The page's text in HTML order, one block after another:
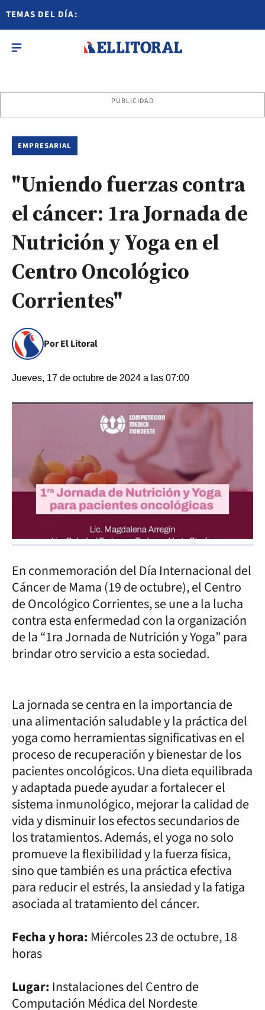
TEMAS DEL DÍA:
PUBLICIDAD
EMPRESARIAL
"Uniendo fuerzas contra
el cáncer: 1ra Jornada de
Nutrición y Yoga en el
Centro Oncológico
Corrientes"
Por El Litoral
Jueves, 17 de octubre de 2024 a las 07:00
En conmemoración del Día Internacional del
Cáncer de Mama (19 de octubre), el Centro
de Oncológico Corrientes, se une a la lucha
contra esta enfermedad con la organización
de la “1ra Jornada de Nutrición y Yoga” para
brindar otro servicio a esta sociedad.
La jornada se centra en la importancia de
una alimentación saludable y la práctica del
yoga como herramientas significativas en el
proceso de recuperación y bienestar de los
pacientes oncológicos. Una dieta equilibrada
y adaptada puede ayudar a fortalecer el
sistema inmunológico, mejorar la calidad de
vida y disminuir los efectos secundarios de
los tratamientos. Además, el yoga no solo
promueve la flexibilidad y la fuerza física,
sino que también es una práctica efectiva
para reducir el estrés, la ansiedad y la fatiga
asociada al tratamiento del cáncer.
Fecha y hora: Miércoles 23 de octubre, 18
horas
Lugar: Instalaciones del Centro de
Computación Médica del Nordeste